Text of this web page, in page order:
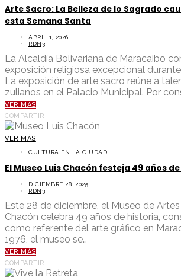
Arte Sacro: La Belleza de lo Sagrado
esta Semana Santa
ABRIL 1, 2026
RDN3
La Alcaldía Bolivariana de Maracaibo
exposición religiosa excepcional
La exposición de arte sacro reúne a
zulianos en el Palacio Municipal. Por
VER MÁS
COMPARTIR
VER MÁS
CULTURA EN LA CIUDAD
El Museo Luis Chacón festeja 49 años
DICIEMBRE 28, 2025
RDN3
Este 28 de diciembre, el Museo de
Chacón celebra 49 años de historia,
como referente del arte gráfico en
1976, el museo se…
VER MÁS
COMPARTIR